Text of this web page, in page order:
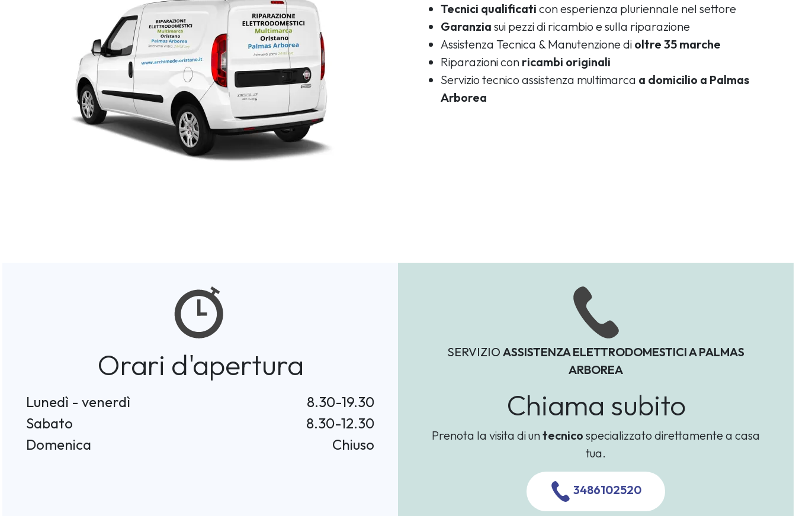
Tecnici qualificati con esperienza pluriennale nel settore
Garanzia sui pezzi di ricambio e sulla riparazione
Assistenza Tecnica & Manutenzione di oltre 35 marche
Riparazioni con ricambi originali
Servizio tecnico assistenza multimarca a domicilio a Palmas
Arborea
Orari d'apertura
Lunedì - venerdì
8.30-19.30
Sabato
8.30-12.30
Domenica
Chiuso
SERVIZIO ASSISTENZA ELETTRODOMESTICI A PALMAS
ARBOREA
Chiama subito
Prenota la visita di untecnico specializzato direttamente a casa
tua.
3486102520